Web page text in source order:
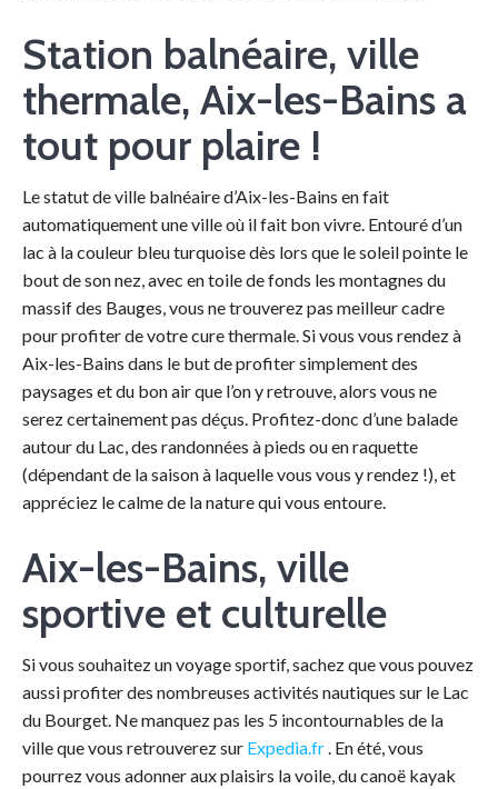
Station balnéaire, ville
thermale, Aix-les-Bains a
tout pour plaire !
Le statut de ville balnéaire d’Aix-les-Bains en fait
automatiquement une ville où il fait bon vivre. Entouré d’un
lac à la couleur bleu turquoise dès lors que le soleil pointe le
bout de son nez, avec en toile de fonds les montagnes du
massif des Bauges, vous ne trouverez pas meilleur cadre
pour profiter de votre cure thermale. Si vous vous rendez à
Aix-les-Bains dans le but de profiter simplement des
paysages et du bon air que l’on y retrouve, alors vous ne
serez certainement pas déçus. Profitez-donc d’une balade
autour du Lac, des randonnées à pieds ou en raquette
(dépendant de la saison à laquelle vous vous y rendez !), et
appréciez le calme de la nature qui vous entoure.
Aix-les-Bains, ville
sportive et culturelle
Si vous souhaitez un voyage sportif, sachez que vous pouvez
aussi profiter des nombreuses activités nautiques sur le Lac
du Bourget. Ne manquez pas les 5 incontournables de la
ville que vous retrouverez sur Expedia.fr. En été, vous
pourrez vous adonner aux plaisirs la voile, du canoë kayak